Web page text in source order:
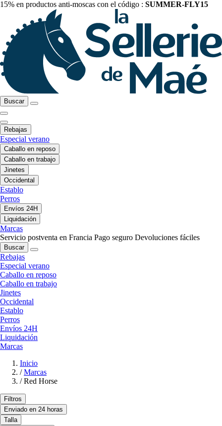
15% en productos anti-moscas con el código : SUMMER-FLY15
Buscar
Rebajas
Especial verano
Caballo en reposo
Caballo en trabajo
Jinetes
Occidental
Establo
Perros
Envíos 24H
Liquidación
Marcas
Servicio postventa en Francia Pago seguro Devoluciones fáciles
Buscar
Rebajas
Especial verano
Caballo en reposo
Caballo en trabajo
Jinetes
Occidental
Establo
Perros
Envíos 24H
Liquidación
Marcas
Inicio
/ Marcas
/ Red Horse
Filtros
Enviado en 24 horas
Talla